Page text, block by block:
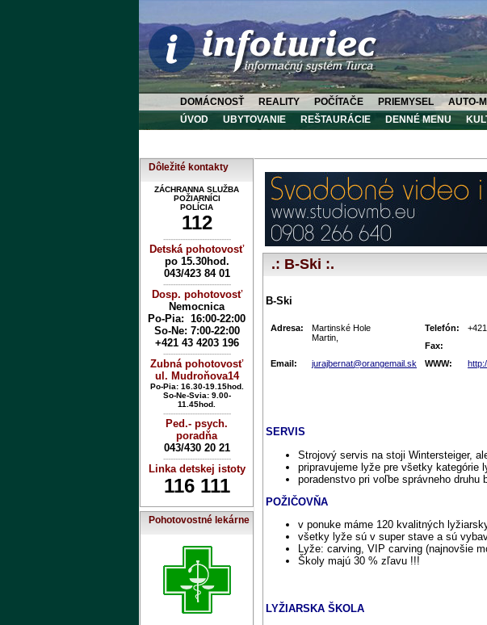
DOMÁCNOSŤ REALITY POČÍTAČE PRIEMYSEL AUTO-
ÚVOD
UBYTOVANIE REŠTAURÁCIE DENNÉ MENU
Dôležité kontakty
ZÁCHRANNA SLUŽBA
POŽIARNÍCI
POLÍCIA
112
----------------------------
Detská pohotovosť
po 15.30hod.
043/423 84 01
----------------------------
Dosp. pohotovosť
Nemocnica
Po-Pia: 16:00-22:00
So-Ne: 7:00-22:00
+421 43 4203 196
----------------------------
Zubná pohotovosť
ul. Mudroňova14
Po-Pia: 16.30-19.15hod.
So-Ne-Svia: 9.00-
11.45hod.
----------------------------
Ped.- psych.
poradňa
043/430 20 21
----------------------------
Linka detskej istoty
116 111
Pohotovostné lekárne
.: B-Ski :.
B-Ski
Adresa:
Martinské Hole
Martin,
Telefón:
Fax:
Email:
jurajbernat@orangemail.sk WWW:
SERVIS
Strojový servis na stoji Wintersteiger,
pripravujeme lyže pre všetky kategórie
poradenstvo pri voľbe správneho
POŽIČOVŇA
v ponuke máme 120 kvalitných
všetky lyže sú v super stave a sú
Lyže: carving, VIP carving (najnovšie
Školy majú 30 % zľavu !!!
LYŽIARSKA ŠKOLA